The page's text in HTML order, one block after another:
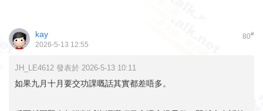
80#
kay
2026-5-13 12:55
JH_LE4612 發表於 2026-5-13 10:11
如果九月十月要交功課嘅話其實都差唔多。